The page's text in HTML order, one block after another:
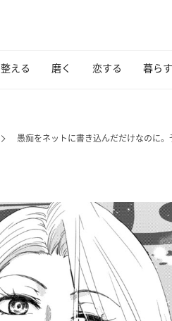
整える 磨く 恋する 暮らす
愚痴をネットに書き込んだだけなのに